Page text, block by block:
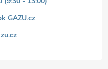
GAZU.cz